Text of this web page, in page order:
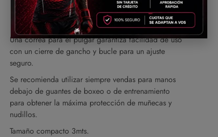
Descripción
Una correa para el pulgar garantiza facilidad de uso
con un cierre de gancho y bucle para un ajuste
seguro.
Se recomienda utilizar siempre vendas para manos
debajo de guantes de boxeo o de entrenamiento
para obtener la máxima protección de muñecas y
nudillos.
Tamaño compacto 3mts.